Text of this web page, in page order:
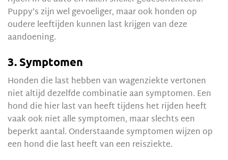
Puppy’s zijn wel gevoeliger, maar ook honden op
oudere leeftijden kunnen last krijgen van deze
aandoening.
3. Symptomen
Honden die last hebben van wagenziekte vertonen
niet altijd dezelfde combinatie aan symptomen. Een
hond die hier last van heeft tijdens het rijden heeft
vaak ook niet alle symptomen, maar slechts een
beperkt aantal. Onderstaande symptomen wijzen op
een hond die last heeft van een reisziekte.